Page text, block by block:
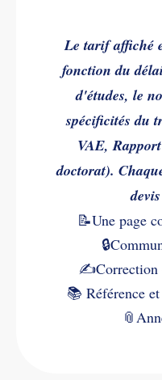
Le tarif affiché
fonction du
d'études, le
spécificités du
VAE,
doctorat).
📝Une page
✍️Correction
📚 Référence
📎